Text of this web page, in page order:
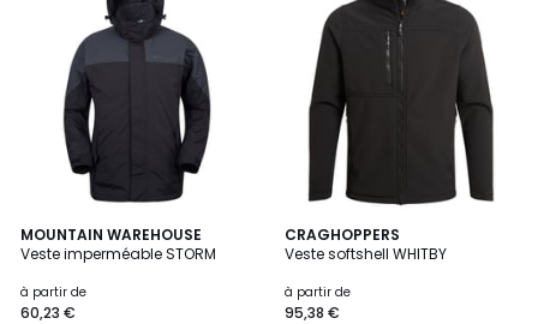
MOUNTAIN WAREHOUSE
Veste imperméable STORM
à partir de
60,23 €
CRAGHOPPERS
Veste softshell WHITBY
à partir de
95,38 €